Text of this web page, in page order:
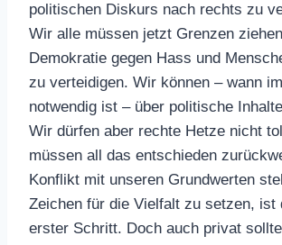
politischen Diskurs nach rechts zu
Wir alle müssen jetzt Grenzen
Demokratie gegen Hass und
zu verteidigen. Wir können – wann
notwendig ist – über politische
Wir dürfen aber rechte Hetze nicht
müssen all das entschieden
Konflikt mit unseren Grundwerten
Zeichen für die Vielfalt zu setzen, ist
erster Schritt. Doch auch privat